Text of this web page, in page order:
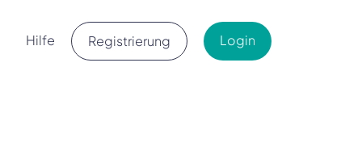
Hilfe Registrierung Login